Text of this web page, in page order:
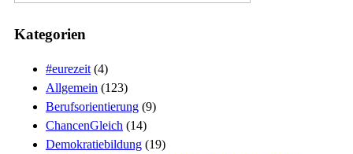
Kategorien
#eurezeit(4)
Allgemein (123)
Berufsorientierung (9)
ChancenGleich (14)
Demokratiebildung (19)